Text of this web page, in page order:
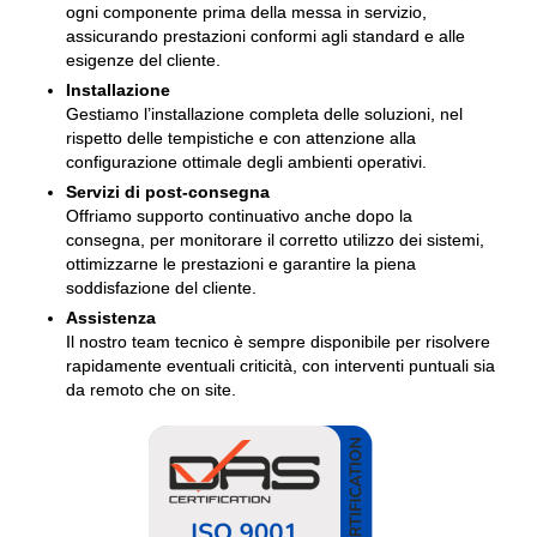
ogni componente prima della messa in servizio,
assicurando prestazioni conformi agli standard e alle
esigenze del cliente.
Installazione
Gestiamo l’installazione completa delle soluzioni, nel
rispetto delle tempistiche e con attenzione alla
configurazione ottimale degli ambienti operativi.
Servizi di post-consegna
Offriamo supporto continuativo anche dopo la
consegna, per monitorare il corretto utilizzo dei sistemi,
ottimizzarne le prestazioni e garantire la piena
soddisfazione del cliente.
Assistenza
Il nostro team tecnico è sempre disponibile per risolvere
rapidamente eventuali criticità, con interventi puntuali sia
da remoto che on site.